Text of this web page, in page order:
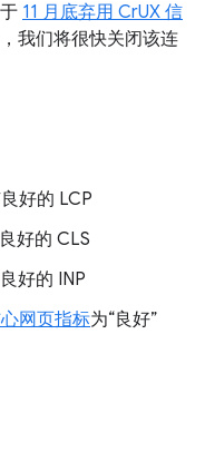
11 月底弃用 CrUX 信
我们将很快关闭该连
好的 LCP
好的 CLS
好的 INP
网页指标为“良好”